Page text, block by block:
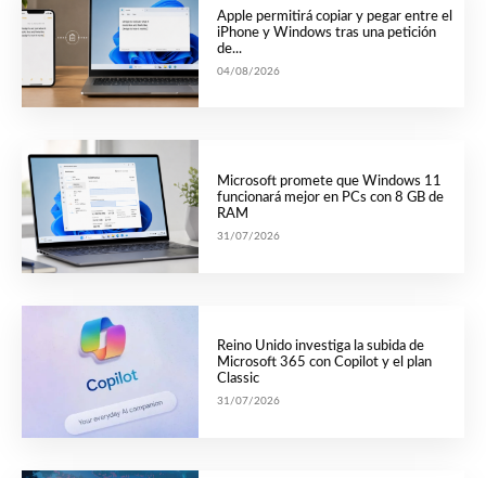
Apple permitirá copiar y pegar entre el
iPhone y Windows tras una petición
de...
04/08/2026
Microsoft promete que Windows 11
funcionará mejor en PCs con 8 GB de
RAM
31/07/2026
Reino Unido investiga la subida de
Microsoft 365 con Copilot y el plan
Classic
31/07/2026